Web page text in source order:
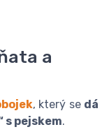
a
, který se dá
pejskem.